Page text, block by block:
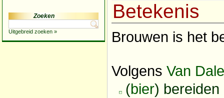
Zoeken
Uitgebreid zoeken »
Betekenis
Brouwen is het
Volgens Van Dale
(bier) bereiden